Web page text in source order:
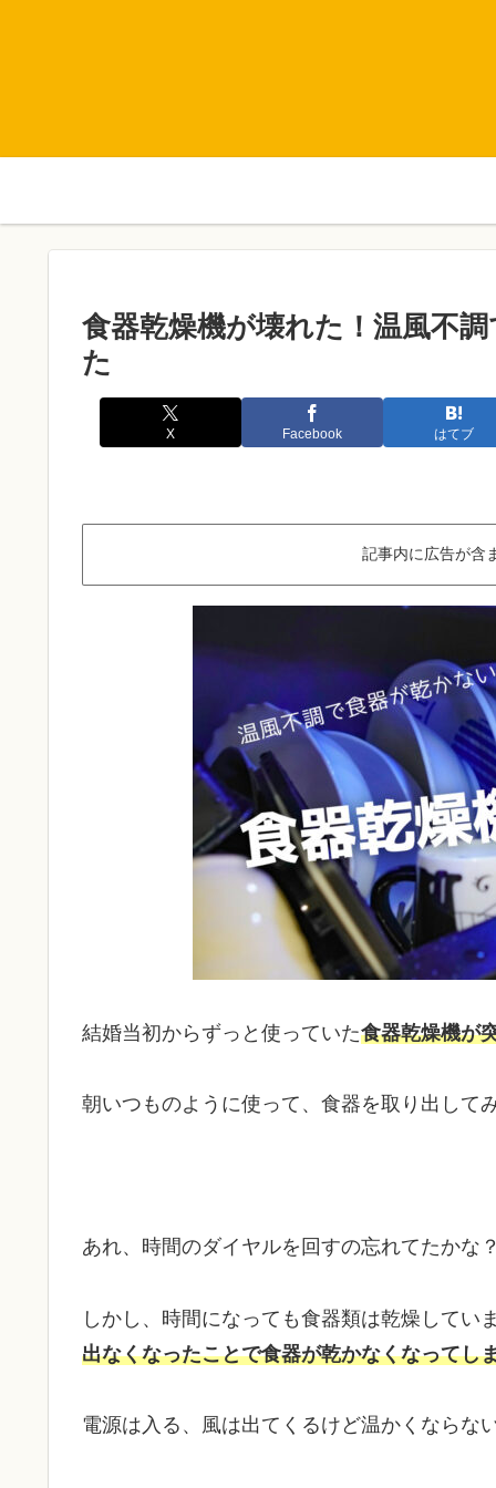
食器乾燥機が壊れた！温風不
た
X Facebook はてブ
記事内に広告が含
結婚当初からずっと使っていた食器乾燥機が
朝いつものように使って、食器を取り出して
あれ、時間のダイヤルを回すの忘れてたかな
しかし、時間になっても食器類は乾燥してい
出なくなったことで食器が乾かなくなってし
電源は入る、風は出てくるけど温かくならな